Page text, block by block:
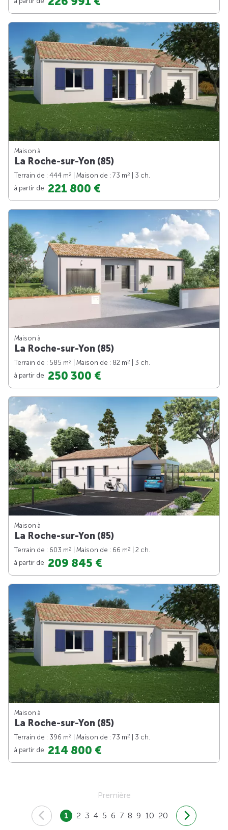
Maison à
La Roche-sur-Yon (85)
Terrain de : 444 m2 | Maison de : 73 m2
| 3 ch.
à partir de 221 800 €
Maison à
La Roche-sur-Yon (85)
Terrain de : 585 m2 | Maison de : 82 m2
| 3 ch.
à partir de 250 300 €
Maison à
La Roche-sur-Yon (85)
Terrain de : 603 m2 | Maison de : 66 m2
| 2 ch.
à partir de 209 845 €
Maison à
La Roche-sur-Yon (85)
Terrain de : 396 m2 | Maison de : 73 m2
| 3 ch.
à partir de 214 800 €
Première
1 2 3 4 5 6 7 8 9 10 20